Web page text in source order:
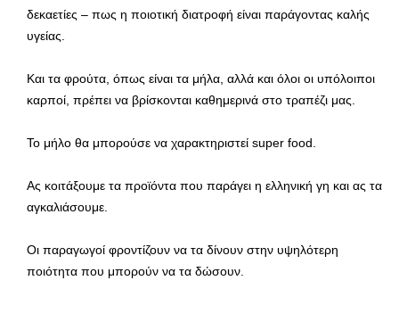
δεκαετίες – πως η ποιοτική διατροφή είναι παράγοντας καλής
υγείας.
Και τα φρούτα, όπως είναι τα μήλα, αλλά και όλοι οι υπόλοιποι
καρποί, πρέπει να βρίσκονται καθημερινά στο τραπέζι μας.
Το μήλο θα μπορούσε να χαρακτηριστεί super food.
Ας κοιτάξουμε τα προϊόντα που παράγει η ελληνική γη και ας τα
αγκαλιάσουμε.
Οι παραγωγοί φροντίζουν να τα δίνουν στην υψηλότερη
ποιότητα που μπορούν να τα δώσουν.